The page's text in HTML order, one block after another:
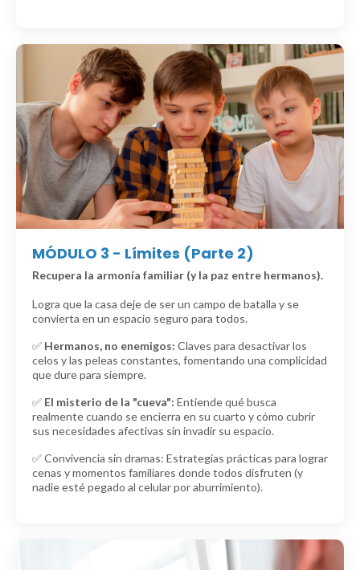
MÓDULO 3 - Límites (Parte 2)
Recupera la armonía familiar (y la paz entre hermanos).
Logra que la casa deje de ser un campo de batalla y se
convierta en un espacio seguro para todos.
✅ Hermanos, no enemigos: Claves para desactivar los
celos y las peleas constantes, fomentando una complicidad
que dure para siempre.
✅ El misterio de la "cueva": Entiende qué busca
realmente cuando se encierra en su cuarto y cómo cubrir
sus necesidades afectivas sin invadir su espacio.
✅ Convivencia sin dramas: Estrategias prácticas para lograr
cenas y momentos familiares donde todos disfruten (y
nadie esté pegado al celular por aburrimiento).